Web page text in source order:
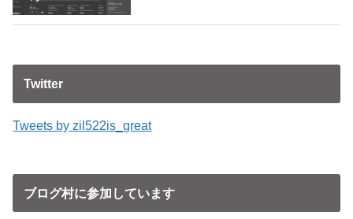
Twitter
Tweets by zil522is_great
ブログ村に参加しています